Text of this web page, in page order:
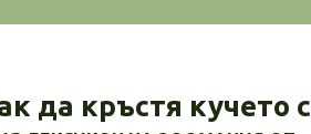
да кръстя кучето